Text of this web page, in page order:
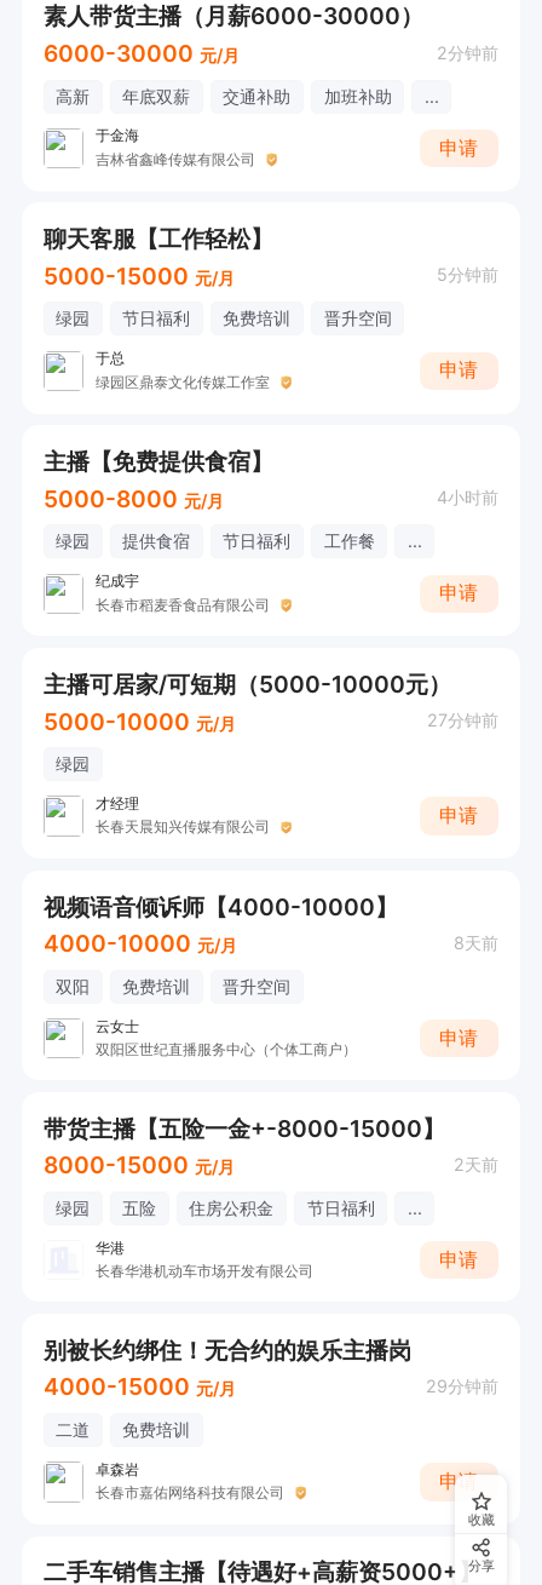
素人带货主播（月薪6000-30000）
6000-30000 元/月 2分钟前
高新 年底双薪 交通补助 加班补助 ...
于金海
吉林省鑫峰传媒有限公司
申请
聊天客服【工作轻松】
5000-15000 元/月 5分钟前
绿园 节日福利 免费培训 晋升空间
于总
绿园区鼎泰文化传媒工作室
申请
主播【免费提供食宿】
5000-8000 元/月 4小时前
绿园 提供食宿 节日福利 工作餐 ...
纪成宇
长春市稻麦香食品有限公司
申请
主播可居家/可短期（5000-10000元）
5000-10000 元/月 27分钟前
绿园
才经理
长春天晨知兴传媒有限公司
申请
视频语音倾诉师【4000-10000】
4000-10000 元/月 8天前
双阳 免费培训 晋升空间
云女士
双阳区世纪直播服务中心（个体工商户）
申请
带货主播【五险一金+-8000-15000】
8000-15000 元/月 2天前
绿园 五险 住房公积金 节日福利 ...
华港
长春华港机动车市场开发有限公司
申请
别被长约绑住！无合约的娱乐主播岗
4000-15000 元/月 29分钟前
二道 免费培训
卓森岩
长春市嘉佑网络科技有限公司
申请
二手车销售主播【待遇好+高薪资5000+】
收藏
分享